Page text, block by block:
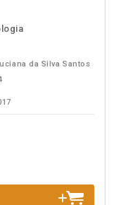
da Silva Santos